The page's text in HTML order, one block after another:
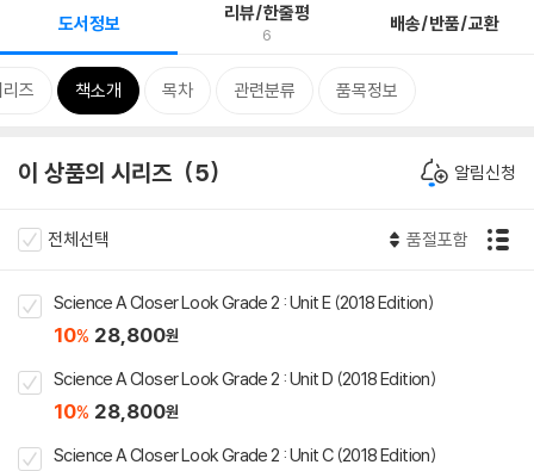
도서정보 리뷰/한줄평
6 배송/반품/교환
즈 책소개 목차 관련분류 품목정보
이 상품의 시리즈 5 알림신청
전체선택 품절포함
Science A Closer Look Grade 2 : Unit E (2018 Edition)
10% 28,800원
Science A Closer Look Grade 2 : Unit D (2018 Edition)
10% 28,800원
Science A Closer Look Grade 2 : Unit C (2018 Edition)